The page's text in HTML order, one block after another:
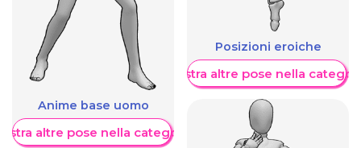
Anime base uomo
altre pose nella categoria
Posizioni eroiche
Mostra altre pose nella